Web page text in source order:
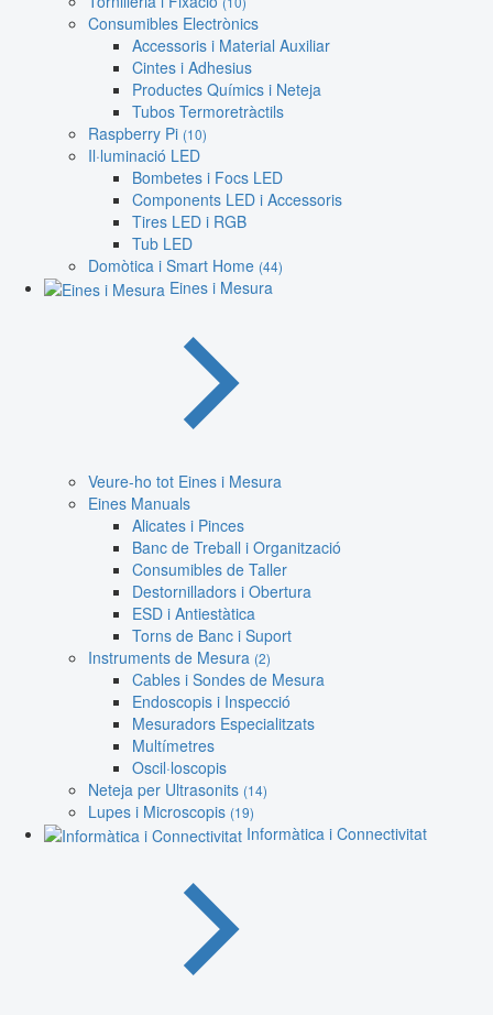
Consumibles Electrònics
Accessoris i Material Auxiliar
Cintes i Adhesius
Productes Químics i Neteja
Tubos Termoretràctils
Raspberry Pi (10)
Il·luminació LED
Bombetes i Focs LED
Components LED i Accessoris
Tires LED i RGB
Tub LED
Domòtica i Smart Home (44)
Eines i Mesura
Veure-ho tot Eines i Mesura
Eines Manuals
Alicates i Pinces
Banc de Treball i Organització
Consumibles de Taller
Destornilladors i Obertura
ESD i Antiestàtica
Torns de Banc i Suport
Instruments de Mesura (2)
Cables i Sondes de Mesura
Endoscopis i Inspecció
Mesuradors Especialitzats
Multímetres
Oscil·loscopis
Neteja per Ultrasonits (14)
Lupes i Microscopis (19)
Informàtica i Connectivitat